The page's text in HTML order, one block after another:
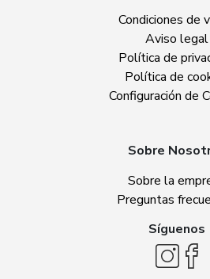
Condiciones de
Aviso legal
Política de
Política de
Configuración de
Sobre
Sobre la
Preguntas
Síguenos